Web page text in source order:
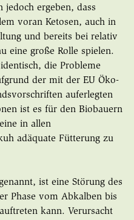
jedoch ergeben, dass
voran Ketosen, auch in
und bereits bei relativ
eine große Rolle spielen.
die Probleme
der mit der EU Öko-
auferlegten
ist es für den Biobauern
in allen
adäquate Fütterung zu
ist eine Störung des
Phase vom Abkalben bis
kann. Verursacht